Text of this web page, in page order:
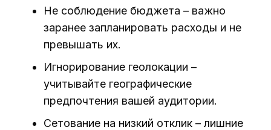
Не соблюдение бюджета – важно
заранее запланировать расходы и не
превышать их.
Игнорирование геолокации –
учитывайте географические
предпочтения вашей аудитории.
Сетование на низкий отклик – лишние